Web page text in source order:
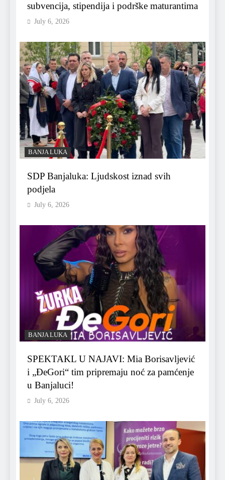
subvencija, stipendija i podrške maturantima
July 6, 2026
BANJA LUKA
SDP Banjaluka: Ljudskost iznad svih
podjela
July 6, 2026
BANJA LUKA
SPEKTAKL U NAJAVI: Mia Borisavljević
i „ĐeGori“ tim pripremaju noć za pamćenje
u Banjaluci!
July 6, 2026